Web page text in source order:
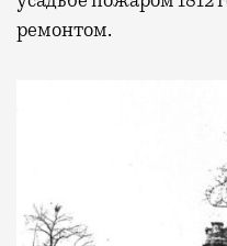
ремонтом.